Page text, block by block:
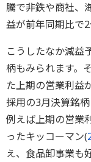
騰で非鉄や商社、
益が前年同期比で2
こうしたなか減益
柄もみられます。
た上期の営業利益
採用の3月決算銘
例えば上期の営業
ったキッコーマン(
え、食品卸事業も